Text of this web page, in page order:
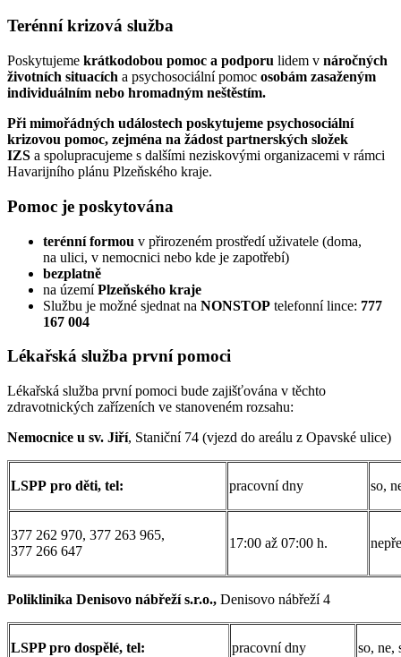
Terénní krizová služba
Poskytujeme krátkodobou pomoc a podporu lidem v náročných
životních situacích a psychosociální pomoc osobám zasaženým
individuálním nebo hromadným neštěstím.
Při mimořádných událostech poskytujeme psychosociální
krizovou pomoc, zejména na žádost partnerských složek
IZS a spolupracujeme s dalšími neziskovými organizacemi v rámci
Havarijního plánu Plzeňského kraje.
Pomoc je poskytována
terénní formou v přirozeném prostředí uživatele (doma,
na ulici, v nemocnici nebo kde je zapotřebí)
bezplatně
na územíPlzeňského kraje
Službu je možné sjednat na NONSTOP telefonní lince: 777
167 004
Lékařská služba první pomoci
Lékařská služba první pomoci bude zajišťována v těchto
zdravotnických zařízeních ve stanoveném rozsahu:
Nemocnice u sv. Jiří, Staniční 74 (vjezd do areálu z Opavské ulice)
LSPP pro děti, tel: pracovní dny so,
377 262 970, 377 263 965,
377 266 647
17:00 až 07:00 h.
Poliklinika Denisovo nábřeží s.r.o., Denisovo nábřeží 4
LSPP pro dospělé, tel: pracovní dny so, ne,